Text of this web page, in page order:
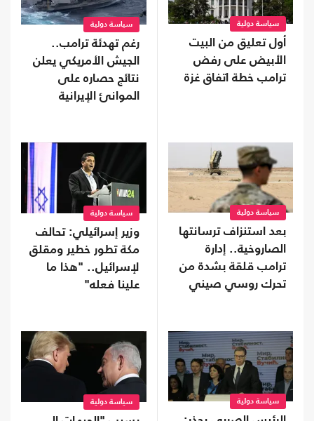
سياسة دولية
أول تعليق من البيت
الأبيض على رفض
ترامب خطة اتفاق غزة
سياسة دولية
رغم تهدئة ترامب..
الجيش الأمريكي يعلن
نتائج حصاره على
الموانئ الإيرانية
سياسة دولية
بعد استنزاف ترسانتها
الصاروخية.. إدارة
ترامب قلقة بشدة من
تحرك روسي صيني
سياسة دولية
وزير إسرائيلي: تحالف
مكة تطور خطير ومقلق
لإسرائيل.. "هذا ما
علينا فعله"
سياسة دولية سياسة دولية